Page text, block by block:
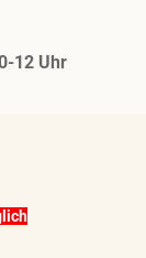
12 Uhr